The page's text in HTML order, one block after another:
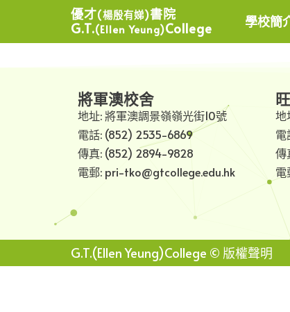
優才(楊殷有娣)書院
G.T.(Ellen Yeung)College 學校簡
將軍澳校舍
地址: 將軍澳調景嶺嶺光街10號
電話: (852) 2535-6869
傳真: (852) 2894-9828
電郵: pri-tko@gtcollege.edu.hk
地
G.T.(Ellen Yeung)College © 版權聲明